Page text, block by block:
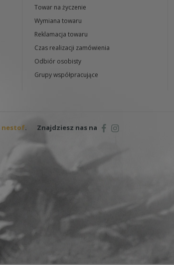
Towar na życzenie
Wymiana towaru
Reklamacja towaru
Czas realizacji zamówienia
Odbiór osobisty
Grupy współpracujące
nestof. Znajdziesz nas na